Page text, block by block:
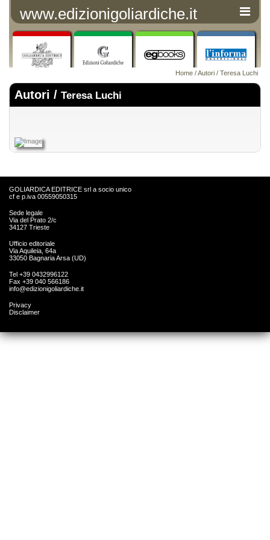
www.edizionigoliardiche.it
Home /Autori / Teresa Luchi
Autori / Teresa Luchi
GOLIARDICA EDITRICE srl a socio unico
cf e p.iva 00559050315
Sede legale
Via del Prato 2/c
34127 Trieste
Ufficio editoriale
Via Aquileia, 64a
33050 Bagnaria Arsa (UD)
Tel +39 0432996122
Fax +39 040 566186
info@edizionigoliardiche.it
Privacy
Disclaimer